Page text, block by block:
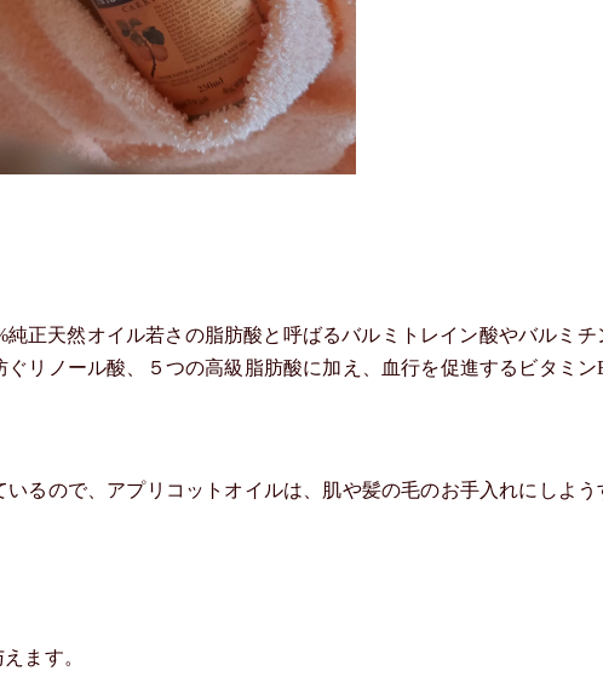
純正天然オイル若さの脂肪酸と呼ばるバルミトレイン酸やバルミチ
リノール酸、５つの高級脂肪酸に加え、血行を促進するビタミン
るので、アプリコットオイルは、肌や髪の毛のお手入れにしよう
ます。